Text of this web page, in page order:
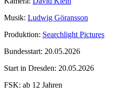
Musik: Ludwig Göransson
Produktion: Searchlight Pictures
Bundesstart: 20.05.2026
Start in Dresden: 20.05.2026
FSK: ab 12 Jahren